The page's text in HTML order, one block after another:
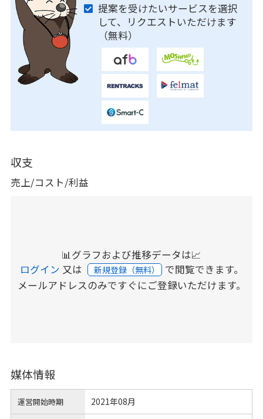
提案を受けたいサービスを選択
して、リクエストいただけます
（無料）
収支
売上/コスト/利益
📊グラフおよび推移データは📈
ログイン 又は 新規登録（無料） で閲覧できます。
メールアドレスのみですぐにご登録いただけます。
媒体情報
運営開始時期 2021年08月